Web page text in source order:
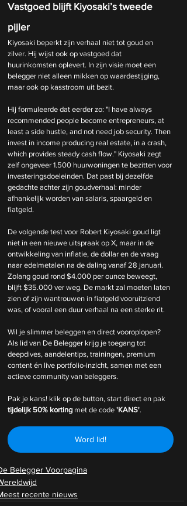
Vastgoed blijft Kiyosaki’s tweede
pijler
Kiyosaki beperkt zijn verhaal niet tot goud en
zilver. Hij wijst ook op vastgoed dat
huurinkomsten oplevert. In zijn visie moet een
belegger niet alleen mikken op waardestijging,
maar ook op kasstroom uit bezit.
Hij formuleerde dat eerder zo: "I have always
recommended people become entrepreneurs, at
least a side hustle, and not need job security. Then
invest in income producing real estate, in a crash,
which provides steady cash flow." Kiyosaki zegt
zelf ongeveer 1.500 huurwoningen te bezitten voor
investeringsdoeleinden. Dat past bij dezelfde
gedachte achter zijn goudverhaal: minder
afhankelijk worden van salaris, spaargeld en
fiatgeld.
De volgende test voor Robert Kiyosaki goud ligt
niet in een nieuwe uitspraak op X, maar in de
ontwikkeling van inflatie, de dollar en de vraag
naar edelmetalen na de daling vanaf 28 januari.
Zolang goud rond $4.000 per ounce beweegt,
blijft $35.000 ver weg. De markt zal moeten laten
zien of zijn wantrouwen in fiatgeld vooruitziend
was, of vooral een duur verhaal na een sterke rit.
Wil je slimmer beleggen en direct vooroplopen?
Als lid van De Belegger krijg je toegang tot
deepdives, aandelentips, trainingen, premium
content én live portfolio-inzicht, samen met een
actieve community van beleggers.
Pak je kans! klik op de button, start direct en pak
tijdelijk 50% korting met de code 'KANS'.
Word lid!
Belegger Voorpagina
recente nieuws